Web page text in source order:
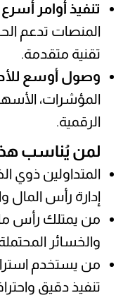
تنفيذ أوامر
المنصات تدعم
تقنية متقدمة.
وصول أوسع
المؤشرات،
الرقمية.
لمن يُناسب
المتداولين ذوي
إدارة رأس المال
من يمتلك رأس
والخسائر
من يستخدم
تنفيذ دقيق